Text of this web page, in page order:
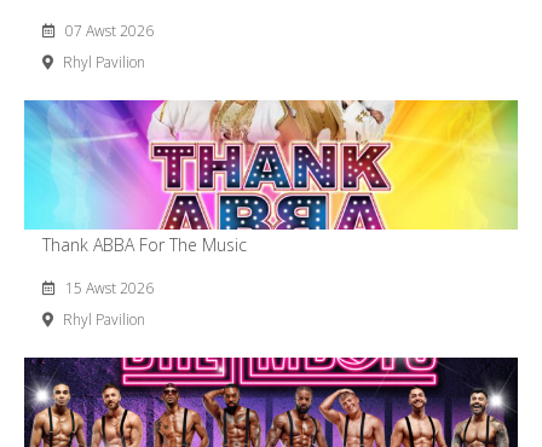
07 Awst 2026
Rhyl Pavilion
Thank ABBA For The Music
15 Awst 2026
Rhyl Pavilion